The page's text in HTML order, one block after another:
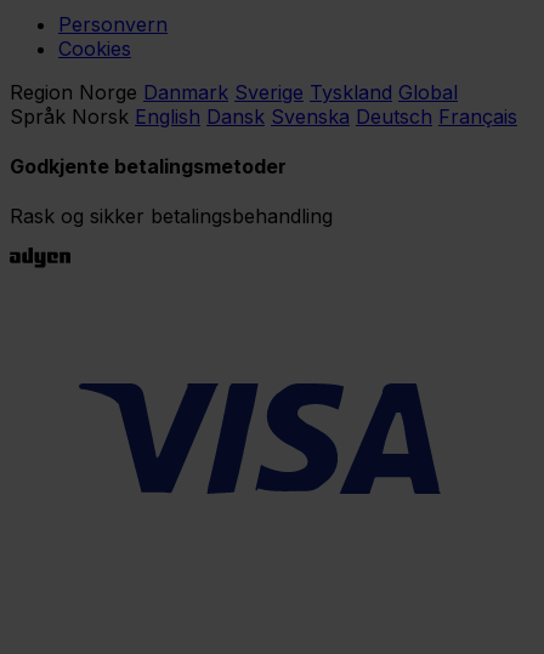
Personvern
Cookies
Region Norge Danmark Sverige Tyskland Global
Språk Norsk English Dansk Svenska Deutsch Français
Godkjente betalingsmetoder
Rask og sikker betalingsbehandling